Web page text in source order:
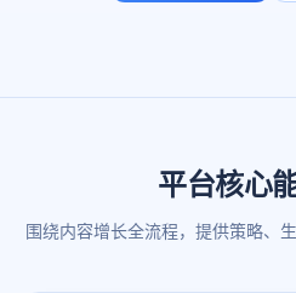
平台核心
围绕内容增长全流程，提供策略、